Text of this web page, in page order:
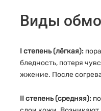
Виды
I степень (лёгкая):
бледность, потеря
жжение. После
II степень (средняя):